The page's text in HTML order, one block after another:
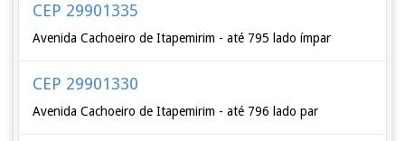
CEP 29901335
Avenida Cachoeiro de Itapemirim - até 795 lado ímpar
CEP 29901330
Avenida Cachoeiro de Itapemirim - até 796 lado par